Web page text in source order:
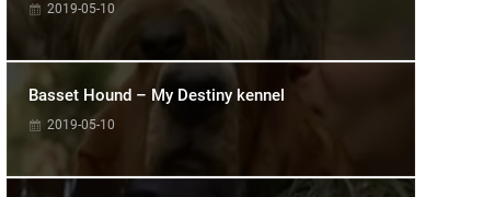
2019-05-10
Basset Hound – My Destiny kennel
2019-05-10